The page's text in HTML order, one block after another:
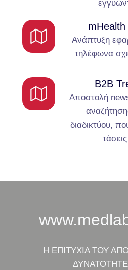
Ανάπτυξη
τηλέφωνα
B2B
Αποστολή
διαδικτύου,
Η ΕΠΙΤΥΧΙΑ ΤΟΥ